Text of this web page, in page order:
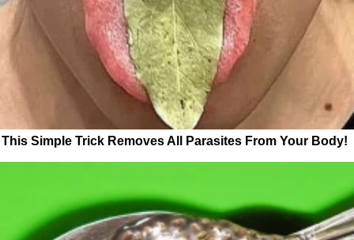
This Simple Trick Removes All Parasites From Your Body!